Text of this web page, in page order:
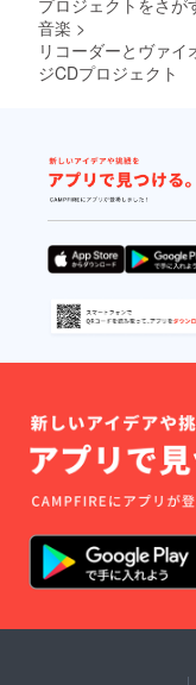
プロジェクトをさが
音楽 >
リコーダーとヴァ
ジCDプロジェクト